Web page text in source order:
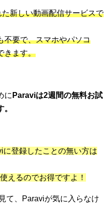
新しい動画配信サービスで
不要で、スマホやパソコ
きます。
に Paraviは2週間の無料お試
登録したことの無い方は
えるのでお得ですよ！
て、Paraviが気に入らなけ